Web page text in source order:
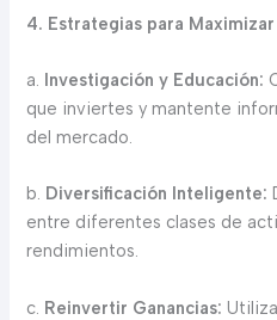
4. Estrategias para
a. Investigación y Educación:
que inviertes y mantente
del mercado.
b. Diversificación Inteligente:
entre diferentes clases de
rendimientos.
c. Reinvertir Ganancias: